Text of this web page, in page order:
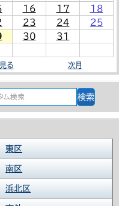
16 17
18
23 24
25
30 31
る 次月
東区
南区
浜北区